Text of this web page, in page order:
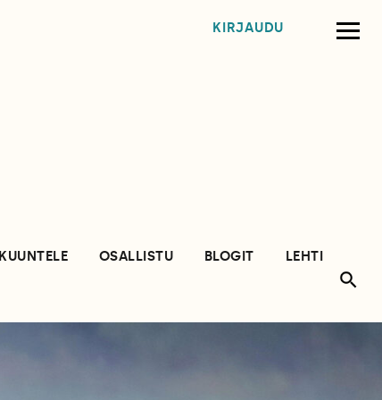
KIRJAUDU
KUUNTELE OSALLISTU BLOGIT
LEHTI